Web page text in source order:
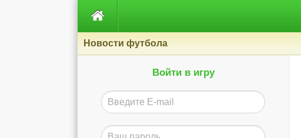

Новости футбола
Войти в игру